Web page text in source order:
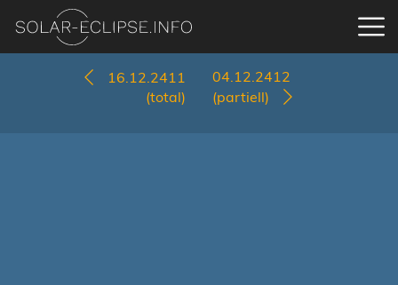
16.12.2411
(total)
04.12.2412
(partiell)